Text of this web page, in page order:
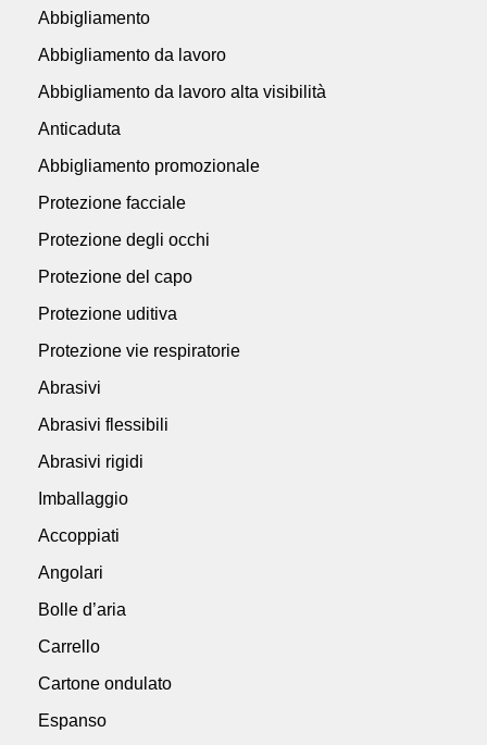
Abbigliamento
Abbigliamento da lavoro
Abbigliamento da lavoro alta visibilità
Anticaduta
Abbigliamento promozionale
Protezione facciale
Protezione degli occhi
Protezione del capo
Protezione uditiva
Protezione vie respiratorie
Abrasivi
Abrasivi flessibili
Abrasivi rigidi
Imballaggio
Accoppiati
Angolari
Bolle d’aria
Carrello
Cartone ondulato
Espanso